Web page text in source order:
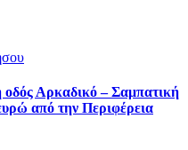
οδός Αρκαδικό – Σαμπατική
από την Περιφέρεια